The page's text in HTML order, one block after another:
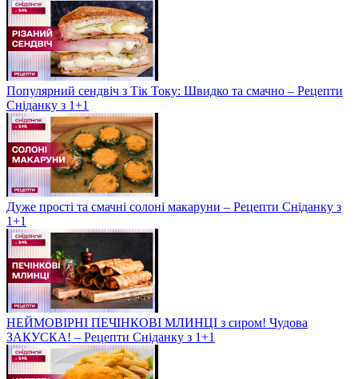
Популярний сендвіч з Тік Току: Швидко та смачно – Рецепти
Сніданку з 1+1
Дуже прості та смачні солоні макаруни – Рецепти Сніданку з
1+1
НЕЙМОВІРНІ ПЕЧІНКОВІ МЛИНЦІ з сиром! Чудова
ЗАКУСКА! – Рецепти Сніданку з 1+1